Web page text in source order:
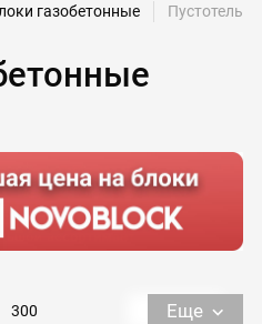
газобетонные Пустотелые
300
Еще